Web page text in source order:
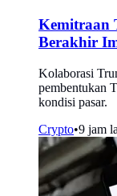
Kemitraan
Berakhir
Kolaborasi
pembentukan
kondisi pasar.
Crypto•9 jam